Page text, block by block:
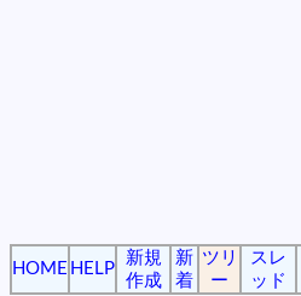
HOME HELP
新規
作成
新
着
ツリ
ー
スレ
ッド